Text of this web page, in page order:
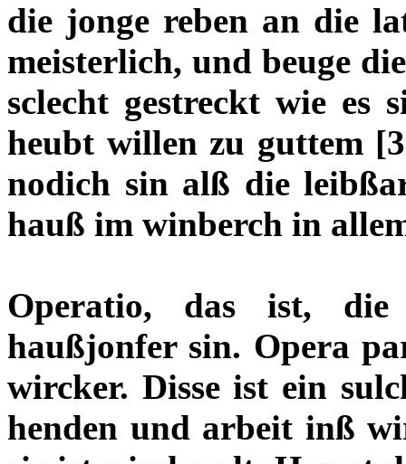
die jonge reben an die
meisterlich, und beuge
sclecht gestreckt wie
heubt willen zu guttem
nodich sin alß die
hauß im winberch in
Operatio, das ist,
haußjonfer sin. Opera
wircker. Disse ist ein
henden und arbeit inß